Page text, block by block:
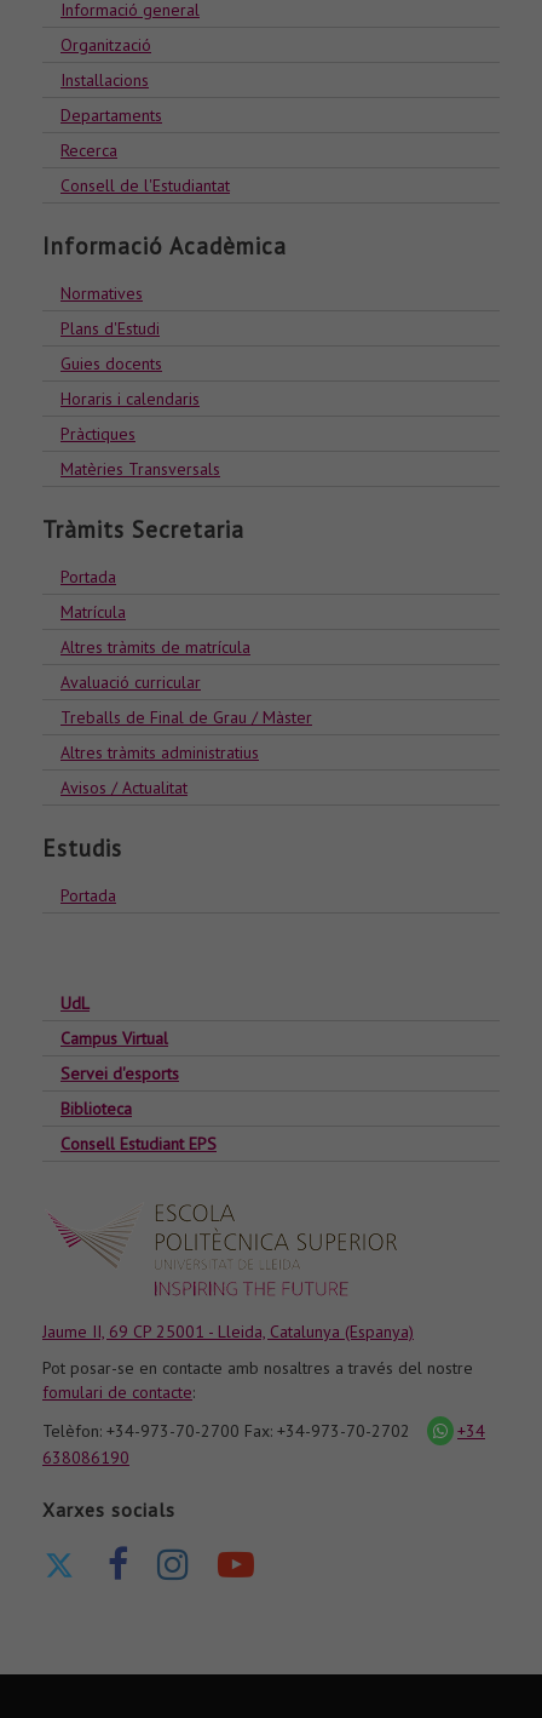
Informació general
Organització
Installacions
Departaments
Recerca
Consell de l'Estudiantat
Informació Acadèmica
Normatives
Plans d'Estudi
Guies docents
Horaris i calendaris
Pràctiques
Matèries Transversals
Tràmits Secretaria
Portada
Matrícula
Altres tràmits de matrícula
Avaluació curricular
Treballs de Final de Grau / Màster
Altres tràmits administratius
Avisos / Actualitat
Estudis
Portada
UdL
Campus Virtual
Servei d'esports
Biblioteca
Consell Estudiant EPS
Jaume II, 69 CP 25001 - Lleida, Catalunya (Espanya)
Pot posar-se en contacte amb nosaltres a través del nostre
fomulari de contacte:
Telèfon: +34-973-70-2700 Fax: +34-973-70-2702
icona
whatsapp
+34
638086190
Xarxes socials
Twitter
páginapágina
Nuestro
Youtube